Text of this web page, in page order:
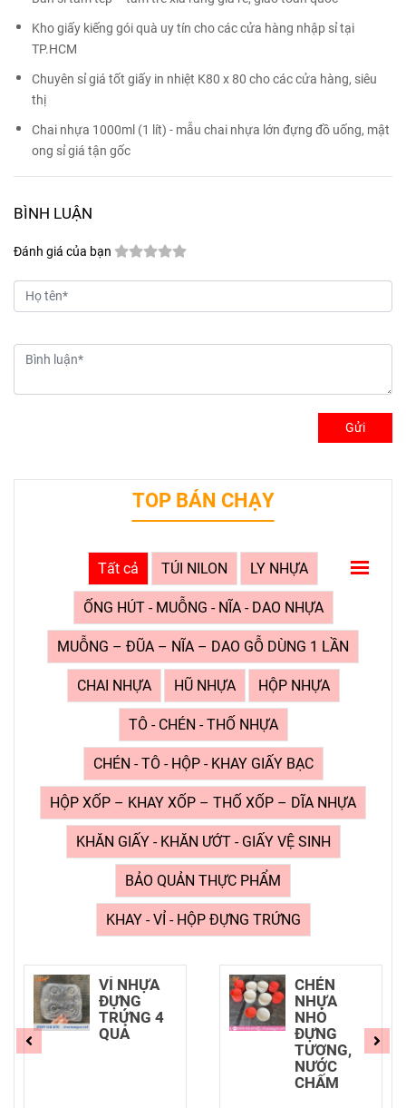
Kho giấy kiếng gói quà uy tín cho các cửa hàng nhập sỉ tại
TP.HCM
Chuyên sỉ giá tốt giấy in nhiệt K80 x 80 cho các cửa hàng, siêu
thị
Chai nhựa 1000ml (1 lít) - mẫu chai nhựa lớn đựng đồ uống, mật
ong sỉ giá tận gốc
BÌNH LUẬN
Đánh giá của bạn
Gửi
TOP BÁN CHẠY
Tất cả TÚI NILON LY NHỰA
ỐNG HÚT - MUỖNG - NĨA - DAO NHỰA
MUỖNG – ĐŨA – NĨA – DAO GỖ DÙNG 1 LẦN
CHAI NHỰA HŨ NHỰA HỘP NHỰA
TÔ - CHÉN - THỐ NHỰA
CHÉN - TÔ - HỘP - KHAY GIẤY BẠC
HỘP XỐP – KHAY XỐP – THỐ XỐP – DĨA NHỰA
KHĂN GIẤY - KHĂN ƯỚT - GIẤY VỆ SINH
BẢO QUẢN THỰC PHẨM
KHAY - VỈ - HỘP ĐỰNG TRỨNG
VỈ NHỰA
ĐỰNG
TRỨNG 4
QUẢ
CHÉN
NHỰA
NHỎ
ĐỰNG
TƯƠNG,
NƯỚC
CHẤM